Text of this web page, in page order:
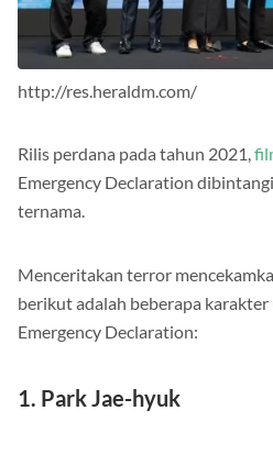
http://res.heraldm.com/
Rilis perdana pada tahun 2021,
Emergency Declaration
ternama.
Menceritakan terror
berikut adalah beberapa
Emergency Declaration:
1. Park Jae-hyuk